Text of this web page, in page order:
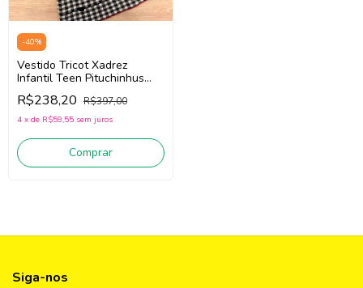
-40%
Vestido Tricot Xadrez
Infantil Teen Pituchinhus
30005 (Preto/Off
White/Vermelho)
R$238,20 R$397,00
4 x de R$59,55 sem juros
Comprar
Siga-nos